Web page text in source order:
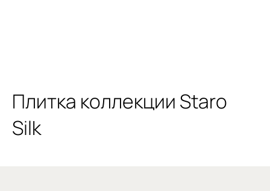
Плитка коллекции Staro
Silk